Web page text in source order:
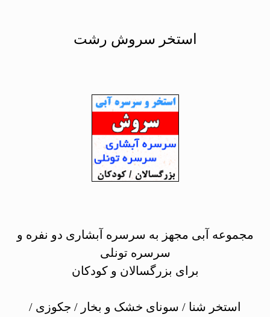
استخر سروش رشت
مجموعه آبی مجهز به سرسره آبشاری دو نفره و
سرسره تونلی
برای بزرگسالان و کودکان
استخر شنا / سونای خشک و بخار / جکوزی /